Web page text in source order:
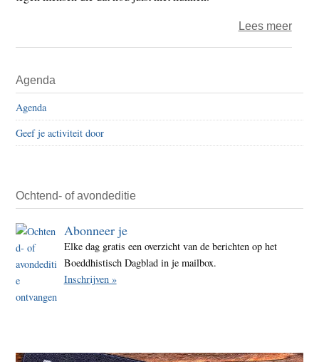
Lees meerover
Sidebar
Agenda
Agenda
Geef je activiteit door
Ochtend- of avondeditie
Abonneer je
Elke dag gratis een overzicht van de berichten op het
Boeddhistisch Dagblad in je mailbox.
Inschrijven »